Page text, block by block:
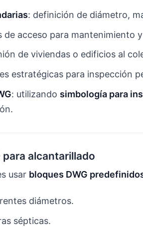
: definición de diámetro,
de acceso para mantenimiento
de viviendas o edificios al
estratégicas para inspección
: utilizando simbología para
alcantarillado
usar bloques DWG
diámetros.
sépticas.